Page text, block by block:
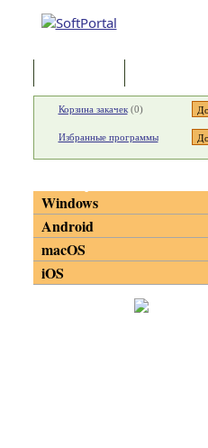
Корзина закачек(0)
Избранные программы
Windows
Android
macOS
iOS